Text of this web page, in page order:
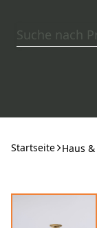
Startseite Haus